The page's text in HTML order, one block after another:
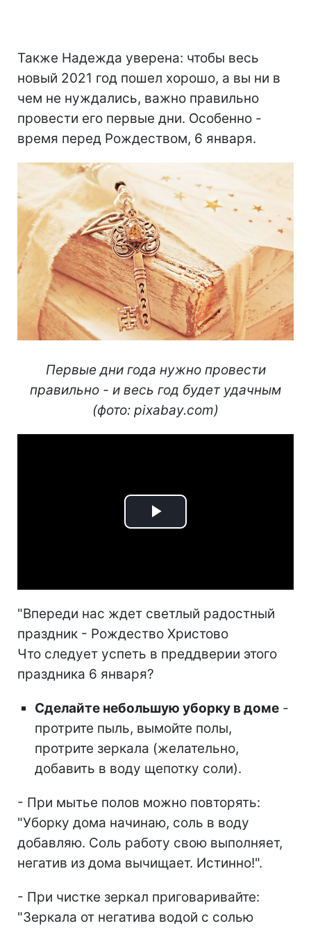
Также Надежда уверена: чтобы весь
новый 2021 год пошел хорошо, а вы ни в
чем не нуждались, важно правильно
провести его первые дни. Особенно -
время перед Рождеством, 6 января.
Первые дни года нужно провести
правильно - и весь год будет удачным
(фото: pixabay.com)
Play
"Впереди нас ждет светлый радостный
праздник - Рождество Христово
Что следует успеть в преддверии этого
праздника 6 января?
Сделайте небольшую уборку в доме -
протрите пыль, вымойте полы,
протрите зеркала (желательно,
добавить в воду щепотку соли).
- При мытье полов можно повторять:
"Уборку дома начинаю, соль в воду
добавляю. Соль работу свою выполняет,
негатив из дома вычищает. Истинно!".
- При чистке зеркал приговаривайте:
"Зеркала от негатива водой с солью